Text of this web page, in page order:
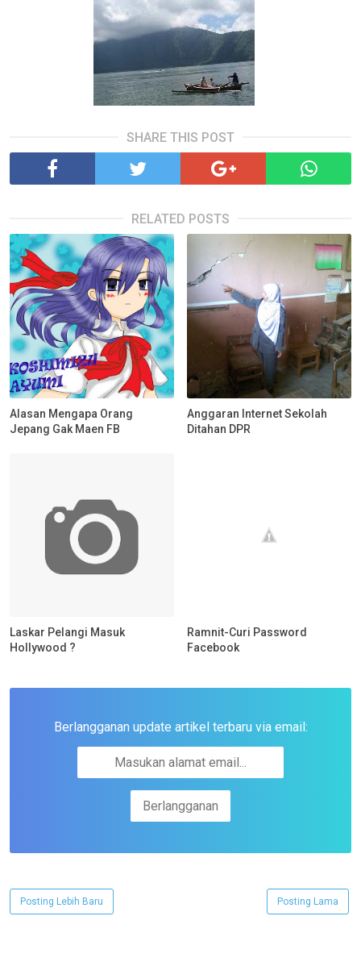
SHARE THIS POST
RELATED POSTS
Alasan Mengapa Orang
Jepang Gak Maen FB
Anggaran Internet Sekolah
Ditahan DPR
Laskar Pelangi Masuk
Hollywood ?
Ramnit-Curi Password
Facebook
Berlangganan update artikel terbaru via email:
Posting Lebih Baru Posting Lama